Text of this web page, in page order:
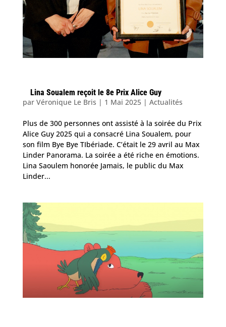
Lina Soualem reçoit le 8e Prix Alice Guy
par Véronique Le Bris | 1 Mai 2025| Actualités
Plus de 300 personnes ont assisté à la soirée du Prix
Alice Guy 2025 qui a consacré Lina Soualem, pour
son film Bye Bye TIbériade. C’était le 29 avril au Max
Linder Panorama. La soirée a été riche en émotions.
Lina Saoulem honorée Jamais, le public du Max
Linder...